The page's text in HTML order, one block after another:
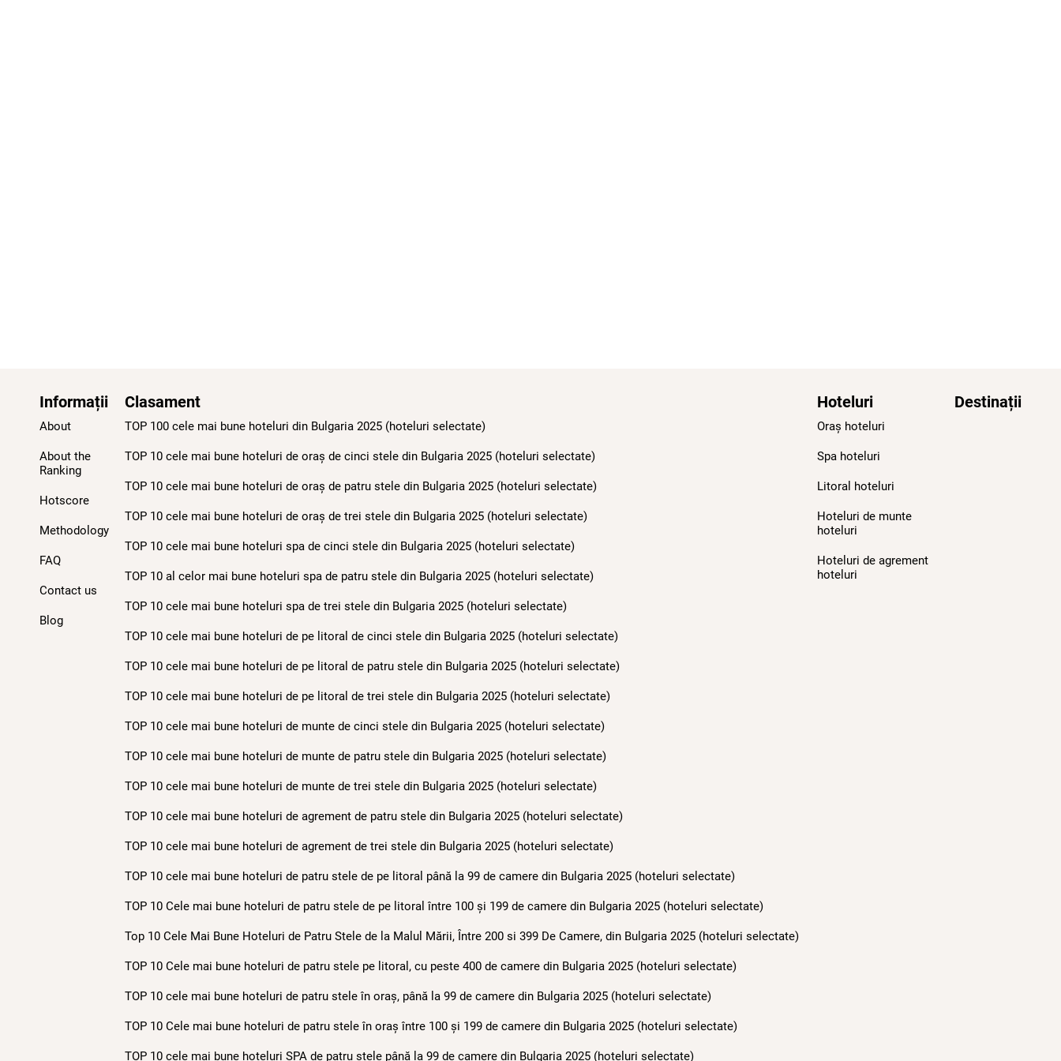
Informații
About
About the
Ranking
Hotscore
Methodology
FAQ
Contact us
Blog
Clasament
TOP 100 cele mai bune hoteluri din Bulgaria 2025 (hoteluri selectate)
TOP 10 cele mai bune hoteluri de oraș de cinci stele din Bulgaria 2025 (hoteluri selectate)
TOP 10 cele mai bune hoteluri de oraș de patru stele din Bulgaria 2025 (hoteluri selectate)
TOP 10 cele mai bune hoteluri de oraș de trei stele din Bulgaria 2025 (hoteluri selectate)
TOP 10 cele mai bune hoteluri spa de cinci stele din Bulgaria 2025 (hoteluri selectate)
TOP 10 al celor mai bune hoteluri spa de patru stele din Bulgaria 2025 (hoteluri selectate)
TOP 10 cele mai bune hoteluri spa de trei stele din Bulgaria 2025 (hoteluri selectate)
TOP 10 cele mai bune hoteluri de pe litoral de cinci stele din Bulgaria 2025 (hoteluri selectate)
TOP 10 cele mai bune hoteluri de pe litoral de patru stele din Bulgaria 2025 (hoteluri selectate)
TOP 10 cele mai bune hoteluri de pe litoral de trei stele din Bulgaria 2025 (hoteluri selectate)
TOP 10 cele mai bune hoteluri de munte de cinci stele din Bulgaria 2025 (hoteluri selectate)
TOP 10 cele mai bune hoteluri de munte de patru stele din Bulgaria 2025 (hoteluri selectate)
TOP 10 cele mai bune hoteluri de munte de trei stele din Bulgaria 2025 (hoteluri selectate)
TOP 10 cele mai bune hoteluri de agrement de patru stele din Bulgaria 2025 (hoteluri selectate)
TOP 10 cele mai bune hoteluri de agrement de trei stele din Bulgaria 2025 (hoteluri selectate)
TOP 10 cele mai bune hoteluri de patru stele de pe litoral până la 99 de camere din Bulgaria 2025 (hoteluri selectate)
TOP 10 Cele mai bune hoteluri de patru stele de pe litoral între 100 și 199 de camere din Bulgaria 2025 (hoteluri selectate)
Top 10 Cele Mai Bune Hoteluri de Patru Stele de la Malul Mării, Între 200 si 399 De Camere, din Bulgaria 2025 (hoteluri selectate)
TOP 10 Cele mai bune hoteluri de patru stele pe litoral, cu peste 400 de camere din Bulgaria 2025 (hoteluri selectate)
TOP 10 cele mai bune hoteluri de patru stele în oraș, până la 99 de camere din Bulgaria 2025 (hoteluri selectate)
TOP 10 Cele mai bune hoteluri de patru stele în oraș între 100 și 199 de camere din Bulgaria 2025 (hoteluri selectate)
TOP 10 cele mai bune hoteluri SPA de patru stele până la 99 de camere din Bulgaria 2025 (hoteluri selectate)
Hoteluri
Oraș hoteluri
Spa hoteluri
Litoral hoteluri
Hoteluri de munte
hoteluri
Hoteluri de agrement
hoteluri
Destinații